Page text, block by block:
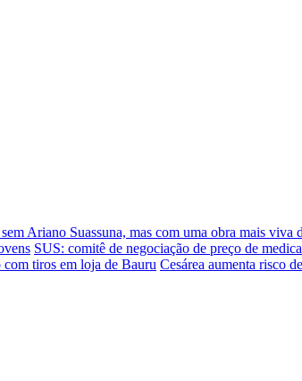
Ariano Suassuna, mas com uma obra mais viva
SUS: comitê de negociação de preço de
com tiros em loja de Bauru Cesárea aumenta risco